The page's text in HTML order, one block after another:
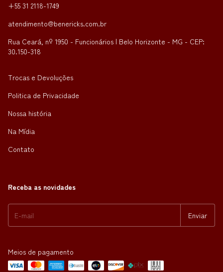
+55 31 2118-1749
atendimento@benericks.com.br
Rua Ceará, nº 1950 - Funcionários | Belo Horizonte - MG - CEP:
30.150-318
Trocas e Devoluções
Politica de Privacidade
Nossa história
Na Mídia
Contato
Receba as novidades
Meios de pagamento